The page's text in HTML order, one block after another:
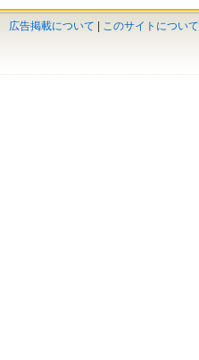
広告掲載について このサイトについて